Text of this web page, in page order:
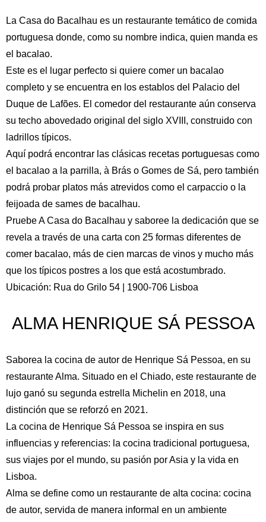
La Casa do Bacalhau es un restaurante temático de comida
portuguesa donde, como su nombre indica, quien manda es
el bacalao.
Este es el lugar perfecto si quiere comer un bacalao
completo y se encuentra en los establos del Palacio del
Duque de Lafões. El comedor del restaurante aún conserva
su techo abovedado original del siglo XVIII, construido con
ladrillos típicos.
Aquí podrá encontrar las clásicas recetas portuguesas como
el bacalao a la parrilla, à Brás o Gomes de Sá, pero también
podrá probar platos más atrevidos como el carpaccio o la
feijoada de sames de bacalhau.
Pruebe A Casa do Bacalhau y saboree la dedicación que se
revela a través de una carta con 25 formas diferentes de
comer bacalao, más de cien marcas de vinos y mucho más
que los típicos postres a los que está acostumbrado.
Ubicación: Rua do Grilo 54 | 1900-706 Lisboa
ALMA HENRIQUE SÁ PESSOA
Saborea la cocina de autor de Henrique Sá Pessoa, en su
restaurante Alma. Situado en el Chiado, este restaurante de
lujo ganó su segunda estrella Michelin en 2018, una
distinción que se reforzó en 2021.
La cocina de Henrique Sá Pessoa se inspira en sus
influencias y referencias: la cocina tradicional portuguesa,
sus viajes por el mundo, su pasión por Asia y la vida en
Lisboa.
Alma se define como un restaurante de alta cocina: cocina
de autor, servida de manera informal en un ambiente